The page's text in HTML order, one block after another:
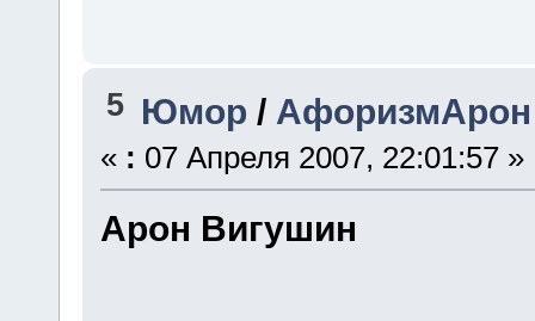
5 Юмор /
« : 07 Апреля 2007, 22:01:57 »
Арон Вигушин